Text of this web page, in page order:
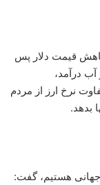
قیمت دلار پس
در خرداد ۹۲ غلط از آب درآمد،
نرخ ارز از مردم
جهانی هستیم، گفت: